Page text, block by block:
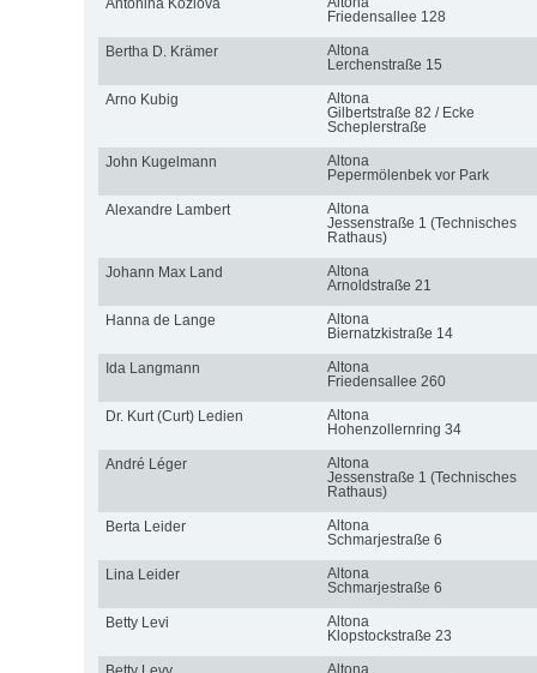
Friedensallee 128
Bertha D. Krämer
Altona
Lerchenstraße 15
Arno Kubig
Altona
Gilbertstraße 82 / Ecke
Scheplerstraße
John Kugelmann
Altona
Pepermölenbek vor Park
Alexandre Lambert
Altona
Jessenstraße 1 (Technisches
Rathaus)
Johann Max Land
Altona
Arnoldstraße 21
Hanna de Lange
Altona
Biernatzkistraße 14
Ida Langmann
Altona
Friedensallee 260
Dr. Kurt (Curt) Ledien
Altona
Hohenzollernring 34
André Léger
Altona
Jessenstraße 1 (Technisches
Rathaus)
Berta Leider
Altona
Schmarjestraße 6
Lina Leider
Altona
Schmarjestraße 6
Betty Levi
Altona
Klopstockstraße 23
Altona